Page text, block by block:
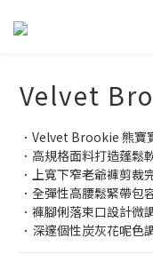
Velvet
．Velvet Brookie 熊寶
．高規格面料打造蓬鬆
．上寬下窄老爺褲剪裁
．全彈性高腰鬆緊帶包
．褲腳俐落束口設計微
．深邃個性炭灰花呢色